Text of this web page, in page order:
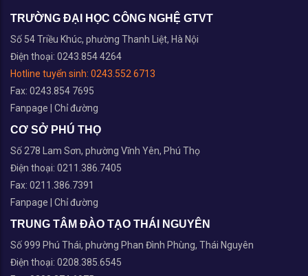
Số 54 Triều Khúc, phường Thanh Liệt, Hà Nội
CƠ SỞ PHÚ THỌ
Số 278 Lam Sơn, phường Vĩnh Yên, Phú Thọ
TRUNG TÂM ĐÀO TẠO THÁI NGUYÊN
Số 999 Phú Thái, phường Phan Đình Phùng, Thái Nguyên